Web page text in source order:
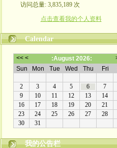
访问总量: 3,835,189 次
点击查看我的个人资料
Calendar
我的公告栏